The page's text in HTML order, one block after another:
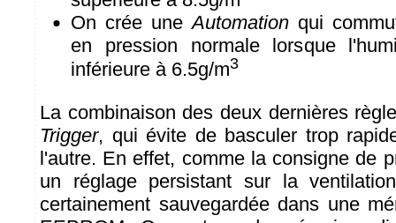
On crée uneAutomation qui
en pression normale lorsque
inférieure à 6.5g/m3
La combinaison des deux dernières
Trigger, qui évite de basculer trop
l'autre. En effet, comme la consigne de
un réglage persistant sur la
certainement sauvegardée dans une